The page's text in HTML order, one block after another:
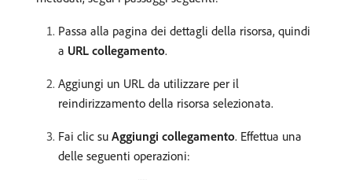
Passa alla pagina dei dettagli della risorsa, quindi
a URL collegamento.
Aggiungi un URL da utilizzare per il
reindirizzamento della risorsa selezionata.
Fai clic su Aggiungi collegamento. Effettua una
delle seguenti operazioni: